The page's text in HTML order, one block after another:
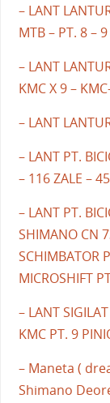
– LANT
MTB – PT. 8 –
– LANT
KMC X 9 –
– LANT
– LANT PT.
– 116 ZALE –
– LANT PT.
SHIMANO CN
SCHIMBATOR
MICROSHIFT
– LANT
KMC PT. 9
– Maneta (
Shimano